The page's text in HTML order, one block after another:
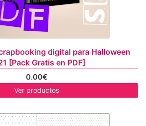
digital para Halloween
[Pack Gratis en PDF]
0.00€
Ver productos